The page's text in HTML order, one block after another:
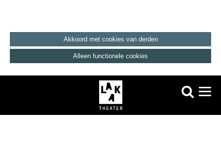
Akkoord met cookies van derden
Alleen functionele cookies